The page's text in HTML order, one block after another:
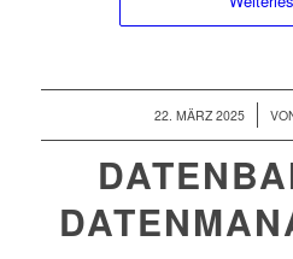
22. MÄRZ 2025
/